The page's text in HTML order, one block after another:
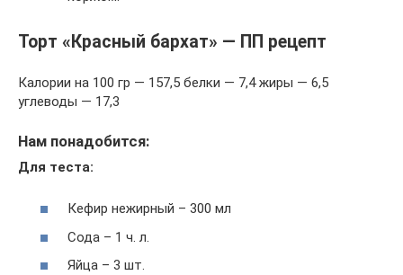
Торт «Красный бархат» — ПП рецепт
Калории на 100 гр — 157,5 белки — 7,4 жиры — 6,5
углеводы — 17,3
Нам понадобится:
Для теста:
Кефир нежирный – 300 мл
Сода – 1 ч. л.
Яйца – 3 шт.